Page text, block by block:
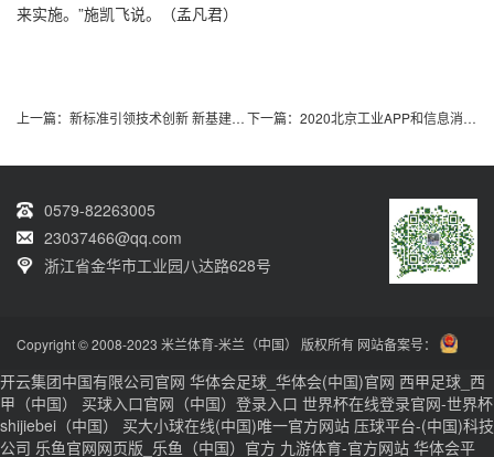
来实施。”施凯飞说。（孟凡君）
上一篇： 新标准引领技术创新 新基建夯实产业基础 2020新 下一篇： 2020北京工业APP和信息消费创新大赛颁奖仪式暨工
0579-82263005
23037466@qq.com
浙江省金华市工业园八达路628号
Copyright © 2008-2023 米兰体育-米兰（中国） 版权所有 网站备案号：
开云集团中国有限公司官网 华体会足球_华体会(中国)官网 西甲足球_西
甲（中国）
买球入口官网（中国）登录入口 世界杯在线登录官网-世界杯
shijiebei（中国）
买大小球在线(中国)唯一官方网站 压球平台-(中国)科技
公司 乐鱼官网网页版_乐鱼（中国）官方 九游体育-官方网站 华体会平